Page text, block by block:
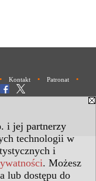
i jej partnerzy
technologii w
i
. Możesz
lub dostępu do
• Kontakt • Patronat •